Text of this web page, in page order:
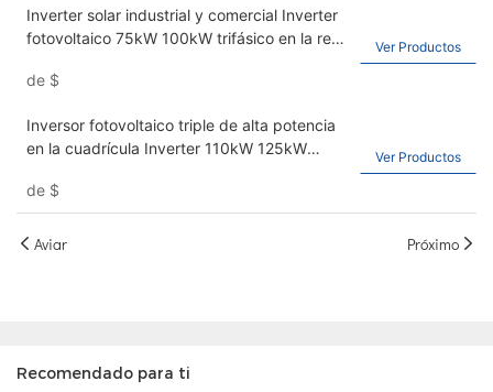
Inverter solar industrial y comercial Inverter
fotovoltaico 75kW 100kW trifásico en la red
de $
Ver Productos
Inversor fotovoltaico triple de alta potencia
en la cuadrícula Inverter 110kW 125kW
de $
Ver Productos
Aviar Próximo
Recomendado para ti